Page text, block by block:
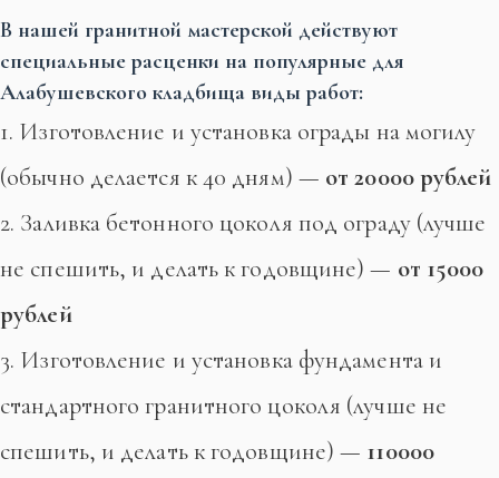
В нашей гранитной мастерской действуют
специальные расценки на популярные для
Алабушевского кладбища виды работ:
1. Изготовление и установка ограды на могилу
(обычно делается к 40 дням) — от 20000 рублей
2. Заливка бетонного цоколя под ограду (лучше
не спешить, и делать к годовщине) — от 15000
рублей
3. Изготовление и установка фундамента и
стандартного гранитного цоколя (лучше не
спешить, и делать к годовщине) — 110000